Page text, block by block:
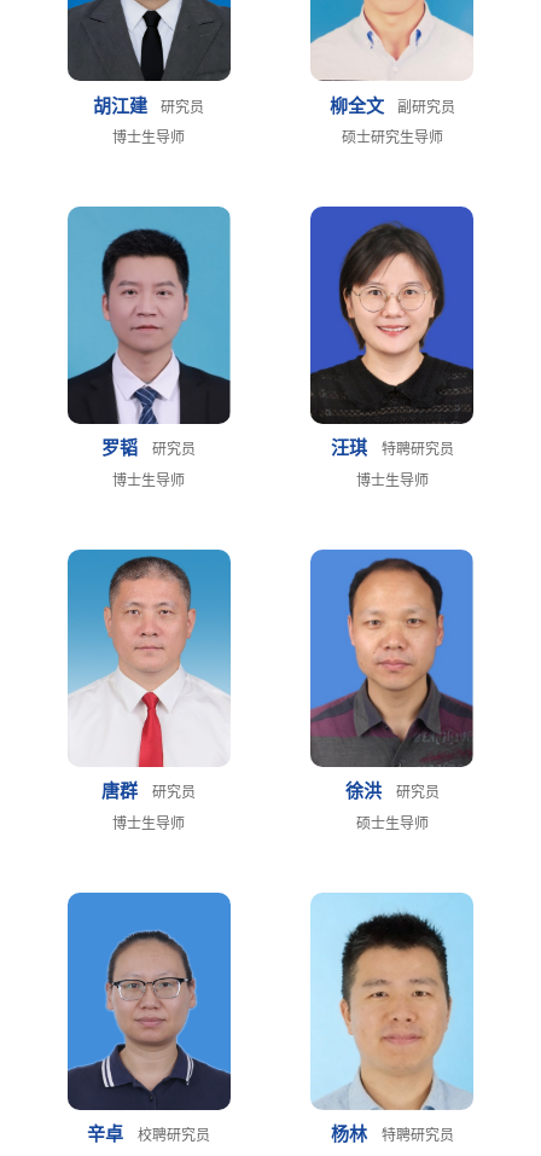
胡江建
研究员
博士生导师
柳全文
副研究员
硕士研究生导师
罗韬
研究员
博士生导师
汪琪
特聘研究员
博士生导师
唐群
研究员
博士生导师
徐洪
研究员
硕士生导师
辛卓
校聘研究员
杨林
特聘研究员